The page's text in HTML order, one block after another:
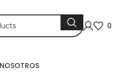
0
NOSOTROS